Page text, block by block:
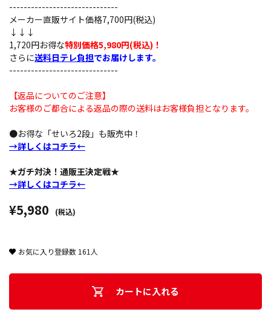
------------------------------
メーカー直販サイト価格7,700円(税込)
↓↓↓
1,720円お得な特別価格5,980円(税込)！
さらに送料日テレ負担でお届けします。
------------------------------
【返品についてのご注意】
お客様のご都合による返品の際の送料はお客様負担となります。
●お得な「せいろ2段」も販売中！
→詳しくはコチラ←
★ガチ対決！通販王決定戦★
→詳しくはコチラ←
¥5,980 (税込)
お気に入り登録数 161 人
カートに入れる